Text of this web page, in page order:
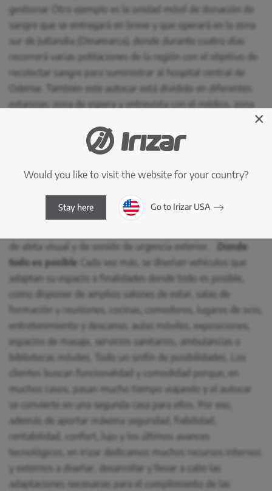
gestionar Otro ejemplo es la unidad móvil de donación de
sangre que se entregará en breve y que operará en la zona
sur de Jutlandia (Dinamarca), donde durante cuatro días
recorrerá varias poblaciones de la región con el objetivo de
recolectar sangre para suministrar al hospital central de
Odense. También este autocar está dividido en diferentes
estancias: zona de espera y entrevista con el médico, zona
de donación, zona de cocina y área privada para el personal
sanitario. El equipamiento sanitario incluye camillas
reclinables de donación, frigoríficos de almacenamiento de
las bolsas de sangre, así como preinstalaciones para otros
equipos necesarios como son los balanceadores de las
bolsas de sangre, etc. Al cierre de esta edición, una tercera
ambulancia se estaba fabricando. Además de todas las
de aleta visual y de sonido de urgencia exterior.
Donde
todo es posible Cada vez más, se diseñan vehículos que
adaptan su espacio a finalidades donde todo es posible,
como disponer de amplios salones de estar, salas de
formación y reuniones, cocinas, comedores, lugares de ocio,
entretenimiento y descanso, aulas móviles, exposiciones,
espacios de masaje, servicios sanitarios, ambulancias o
bibliotecas móviles. Todo un sinfín de posibilidades. Los
clientes buscan funcionalidad y comodidad porque, en
muchos casos, pasan mucho tiempo viajando y el autocar
se convierte en una segunda casa para ellos. Por eso,
además de aportar máxima seguridad, fiabilidad,
rentabilidad, confort, lujo y los últimos avances
tecnológicos, en Irizar dedicamos muchos recursos internos
y externos a diseñar, desarrollar y llevar a cabo las
adaptaciones necesarias para el cumplimiento de las
×
Would you like to visit the website for your country?
Stay here Go to Irizar USA